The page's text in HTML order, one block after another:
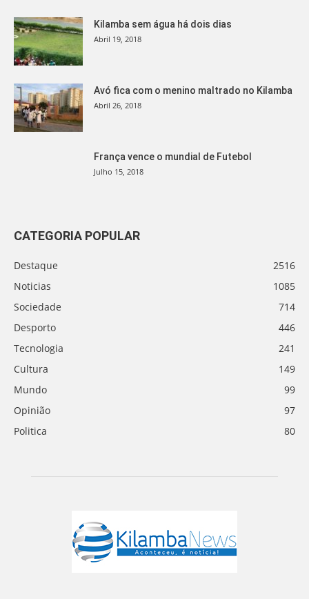
Kilamba sem água há dois dias
Abril 19, 2018
Avó fica com o menino maltrado no Kilamba
Abril 26, 2018
França vence o mundial de Futebol
Julho 15, 2018
CATEGORIA POPULAR
Destaque
2516
Noticias
1085
Sociedade
714
Desporto
446
Tecnologia
241
Cultura
149
Mundo
99
Opinião
97
Politica
80